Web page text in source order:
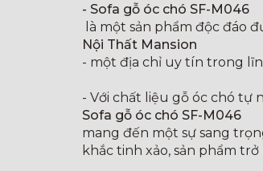
- Sofa gỗ óc chó SF-M046
là một sản phẩm độc đáo
Nội Thất Mansion
- một địa chỉ uy tín trong
- Với chất liệu gỗ óc chó tự
Sofa gỗ óc chó SF-M046
mang đến một sự sang
khắc tinh xảo, sản phẩm